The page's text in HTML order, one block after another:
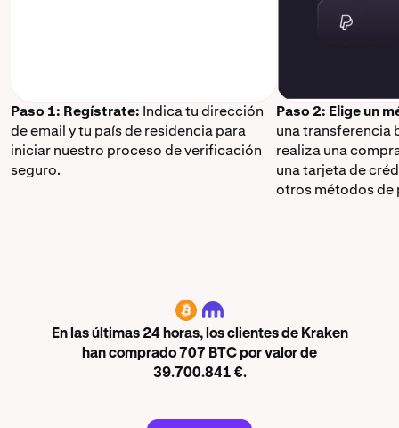
Paso 1: Regístrate: Indica tu dirección
de email y tu país de residencia para
iniciar nuestro proceso de verificación
seguro.
Paso 2: Elige un
una transferencia
realiza una
una tarjeta de
otros métodos de
BTC
En las últimas 24 horas, los clientes de Kraken
han comprado 707 BTC por valor de
39.700.841 €.